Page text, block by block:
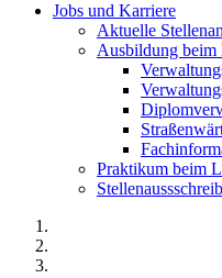
Jobs und Karriere
Aktuelle
Ausbildung beim
Praktikum beim